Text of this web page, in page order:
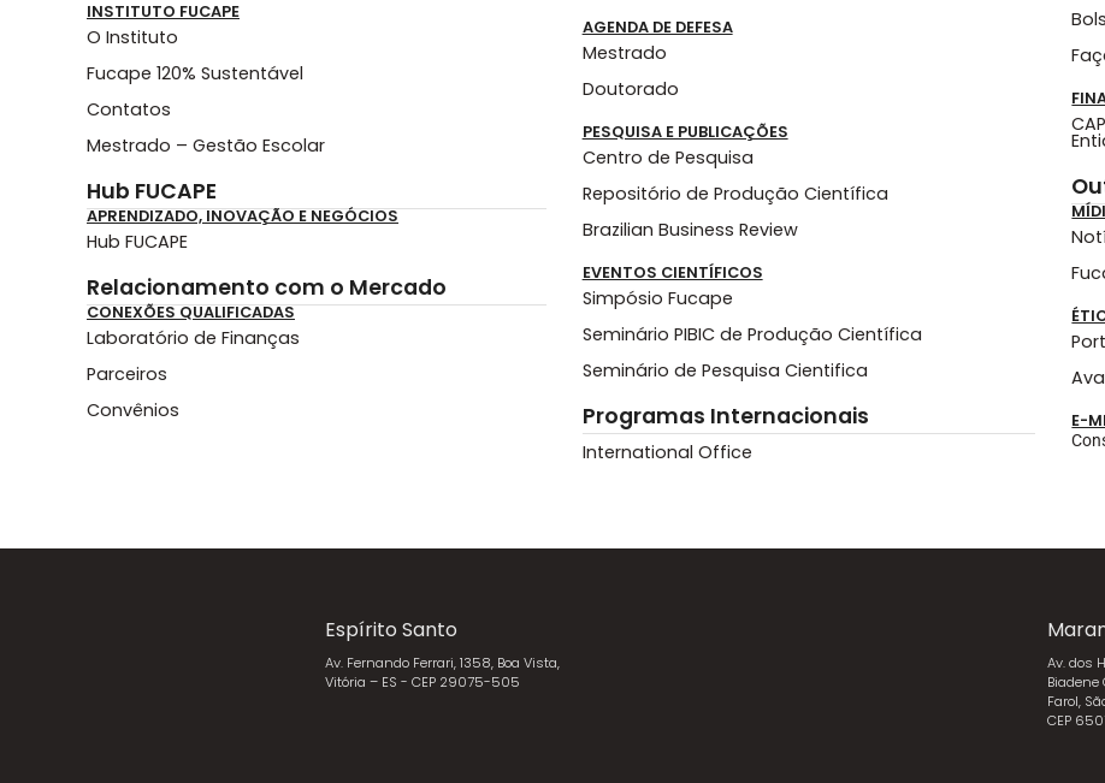
INSTITUTO FUCAPE
O Instituto
Fucape 120% Sustentável
Contatos
Mestrado – Gestão Escolar
Hub FUCAPE
APRENDIZADO, INOVAÇÃO E NEGÓCIOS
Hub FUCAPE
Relacionamento com o Mercado
CONEXÕES QUALIFICADAS
Laboratório de Finanças
Parceiros
Convênios
AGENDA DE DEFESA
Mestrado
Doutorado
PESQUISA E PUBLICAÇÕES
Centro de Pesquisa
Repositório de Produção Científica
Brazilian Business Review
EVENTOS CIENTÍFICOS
Simpósio Fucape
Seminário PIBIC de Produção Científica
Seminário de Pesquisa Cientifica
Programas Internacionais
International Office
E-
Espírito Santo
Av. Fernando Ferrari, 1358, Boa Vista,
Vitória – ES - CEP 29075-505
Av. dos
Biadene
Farol,
CEP